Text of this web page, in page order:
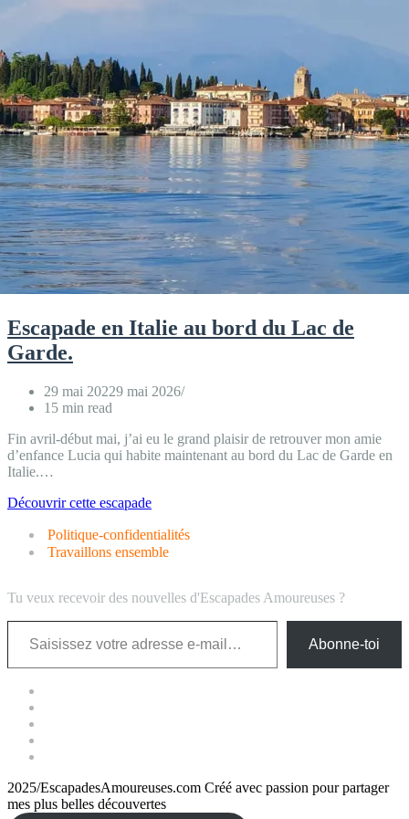
Escapade en Italie au bord du Lac de
Garde.
29 mai 20229 mai 2026
15 min read
Fin avril-début mai, j’ai eu le grand plaisir de retrouver mon amie
d’enfance Lucia qui habite maintenant au bord du Lac de Garde en
Italie.…
Découvrir cette escapadeEscapade
Italie
au
Lac
Politique-confidentialités
Travaillons ensemble
Tu veux recevoir des nouvelles d'Escapades Amoureuses ?
Saisissez votre adresse e-mail…
Abonne-toi
2025/EscapadesAmoureuses.com Créé avec passion pour partager
mes plus belles découvertes